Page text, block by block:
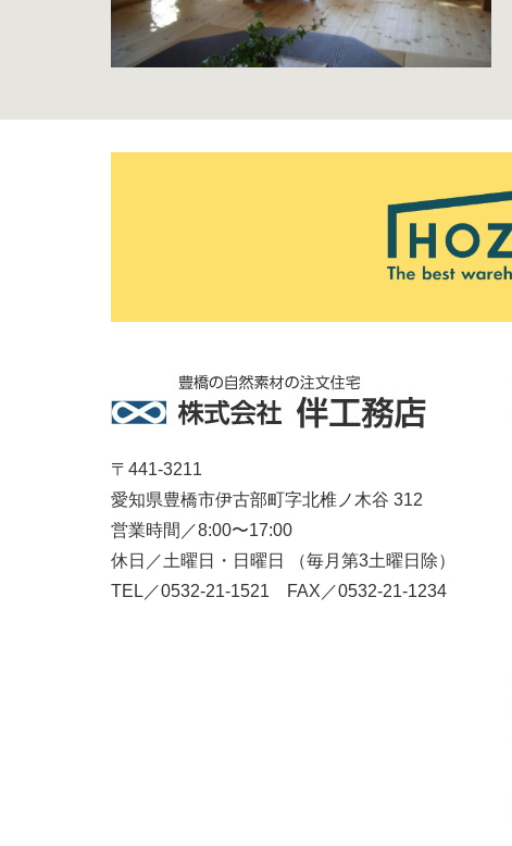
〒441-3211
愛知県豊橋市伊古部町字北椎ノ木谷 312
営業時間／8:00〜17:00
休日／土曜日・日曜日 （毎月第3土曜日除）
TEL／0532-21-1521 FAX／0532-21-1234